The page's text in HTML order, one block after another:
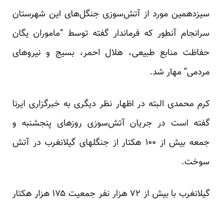
سیزدهمین مورد از آتش‌سوزی جنگل‌های این شهرستان
سرانجام آنطور که فرماندار گفته توسط “ماموران یگان
حفاظت منابع طبیعی، هلال احمر، بسیج و نیروهای
مردمی” مهار شد.
کرم محمدی البته در اظهار نظر دیگری به خبرگزاری ایرنا
گفته است در جریان آتش‌سوزی روزهای پنجشنبه و
جمعه بیش از ۱۰۰ هکتار از جنگلهای گیلانغرب در آتش
سوخت.
گیلانغرب با بیش از ۷۲ هزار نفر جمعیت ۱۷۵ هزار هکتار